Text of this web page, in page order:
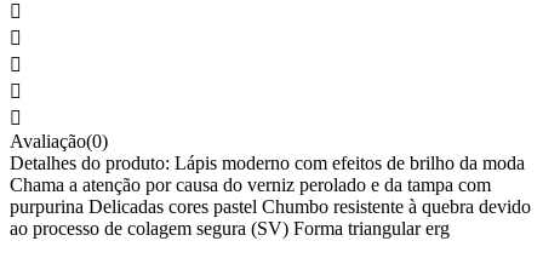





Avaliação(0)
Detalhes do produto: Lápis moderno com efeitos de brilho da moda
Chama a atenção por causa do verniz perolado e da tampa com
purpurina Delicadas cores pastel Chumbo resistente à quebra devido
ao processo de colagem segura (SV) Forma triangular erg